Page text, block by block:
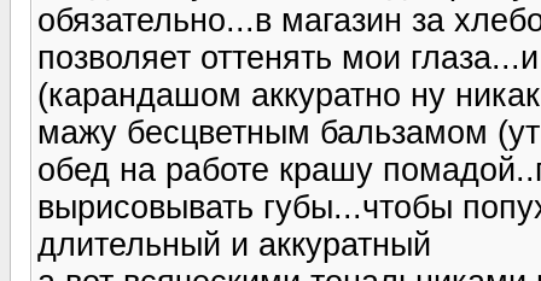
обязательно...в магазин за
позволяет оттенять мои
(карандашом аккуратно ну
мажу бесцветным бальзамом
обед на работе крашу
вырисовывать губы...чтобы
длительный и аккуратный